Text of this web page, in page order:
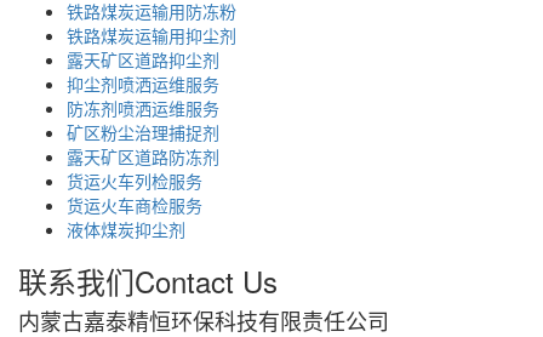
铁路煤炭运输用防冻粉
铁路煤炭运输用抑尘剂
露天矿区道路抑尘剂
抑尘剂喷洒运维服务
防冻剂喷洒运维服务
矿区粉尘治理捕捉剂
露天矿区道路防冻剂
货运火车列检服务
货运火车商检服务
液体煤炭抑尘剂
联系我们Contact Us
内蒙古嘉泰精恒环保科技有限责任公司